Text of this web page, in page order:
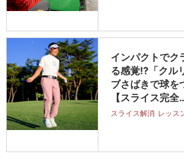
インパクトでク
る感覚!?「クル
ブさばきで球を
【スライス完全
スライス解消 レッス